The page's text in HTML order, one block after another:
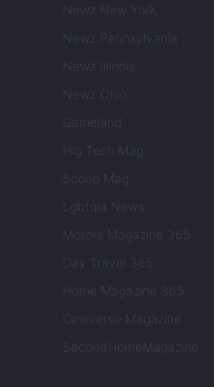
Newz New York
Newz Pennsylvania
Newz Illinois
Newz Ohio
Gameland
Hig Tech Mag
Scoop Mag
Lgbtqia News
Motors Magazine 365
Day Travel 365
Home Magazine 365
Cineverse Magazine
SecondHomeMagazine